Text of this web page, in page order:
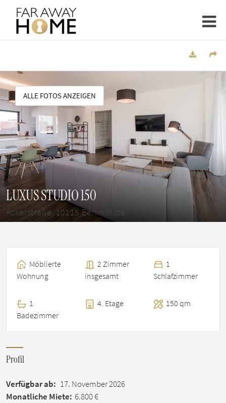
ALLE FOTOS ANZEIGEN
LUXUS STUDIO 150
Ackerstraße, 10115 Berlin Mitte
Möblierte
Wohnung
2 Zimmer
insgesamt
1
Schlafzimmer
1
Badezimmer
4. Etage 150 qm
Profil
Verfügbar ab: 17. November 2026
Monatliche Miete: 6.800 €